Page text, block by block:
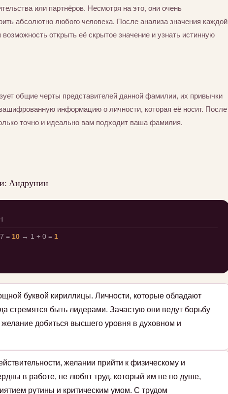
или партнёров. Несмотря на это, они очень
абсолютно любого человека. После анализа значения каждой
открыть её скрытое значение и узнать истинную
общие черты представителей данной фамилии, их привычки
информацию о личности, которая её носит. После
точно и идеально вам подходит ваша фамилия.
Андрунин
= 10 → 1 + 0 = 1
буквой кириллицы. Личности, которые обладают
стремятся быть лидерами. Зачастую они ведут борьбу
добиться высшего уровня в духовном и
желании прийти к физическому и
в работе, не любят труд, который им не по душе,
рутины и критическим умом. С трудом